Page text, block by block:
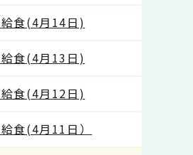
食(4月14日)
食(4月13日)
食(4月12日)
食(4月11日）